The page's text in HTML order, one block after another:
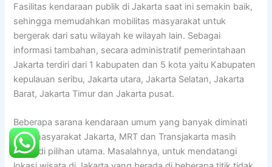
Fasilitas kendaraan publik di Jakarta saat ini semakin baik,
sehingga memudahkan mobilitas masyarakat untuk
bergerak dari satu wilayah ke wilayah lain. Sebagai
informasi tambahan, secara administratif pemerintahaan
Jakarta terdiri dari 1 kabupaten dan 5 kota yaitu Kabupaten
kepulauan seribu, Jakarta utara, Jakarta Selatan, Jakarta
Barat, Jakarta Timur dan Jakarta pusat.
Beberapa sarana kendaraan umum yang banyak diminati
oleh masyarakat Jakarta, MRT dan Transjakarta masih
menjadi pilihan utama. Masalahnya, untuk mendatangi